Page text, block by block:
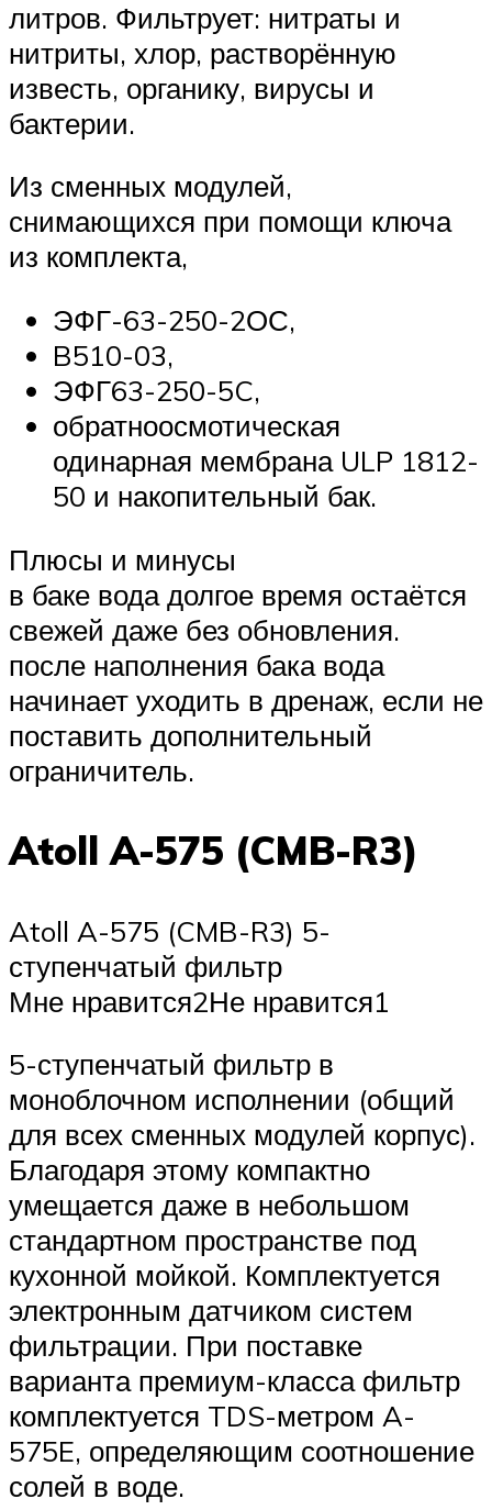
литров. Фильтрует: нитраты и
нитриты, хлор, растворённую
известь, органику, вирусы и
бактерии.
Из сменных модулей,
снимающихся при помощи ключа
из комплекта,
ЭФГ-63-250-2ОС,
B510-03,
ЭФГ63-250-5C,
обратноосмотическая
одинарная мембрана ULP 1812-
50 и накопительный бак.
Плюсы и минусы
в баке вода долгое время остаётся
свежей даже без обновления.
после наполнения бака вода
начинает уходить в дренаж, если не
поставить дополнительный
ограничитель.
Atoll A-575 (CMB-R3)
Atoll A-575 (CMB-R3) 5-
ступенчатый фильтр
Мне нравится2Не нравится1
5-ступенчатый фильтр в
моноблочном исполнении (общий
для всех сменных модулей корпус).
Благодаря этому компактно
умещается даже в небольшом
стандартном пространстве под
кухонной мойкой. Комплектуется
электронным датчиком систем
фильтрации. При поставке
варианта премиум-класса фильтр
комплектуется TDS-метром A-
575E, определяющим соотношение
солей в воде.